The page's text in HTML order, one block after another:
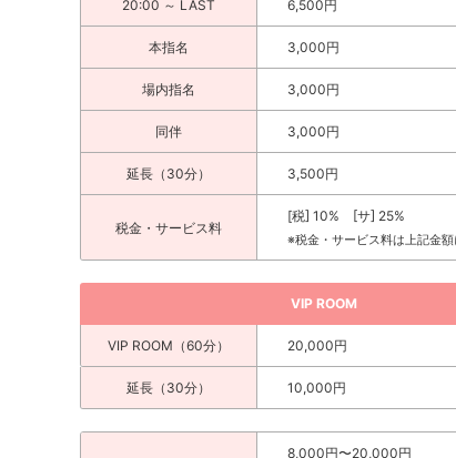
20:00 ～ LAST 6,500円
本指名 3,000円
場内指名 3,000円
同伴 3,000円
延長（30分） 3,500円
税金・サービス料
[税] 10% [サ] 25%
※税金・サービス料は上記金
VIP ROOM
VIP ROOM（60分） 20,000円
延長（30分） 10,000円
8,000円〜20,000円